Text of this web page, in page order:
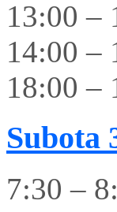
13:00 –
14:00 –
18:00 –
Subota
7:30 –